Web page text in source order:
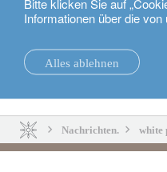
Informationen über die
Alles ablehnen
Nachrichten. white